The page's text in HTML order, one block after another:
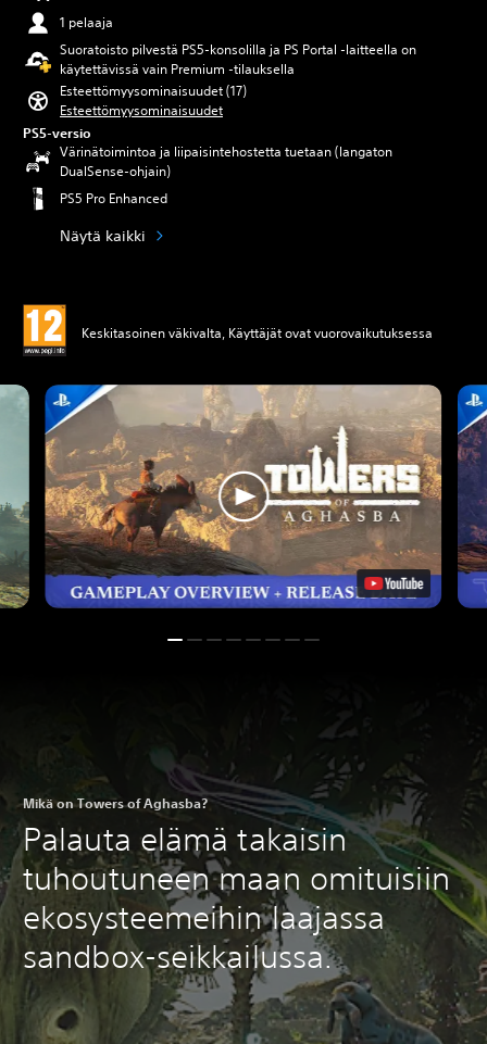
1 pelaaja
Suoratoisto pilvestä PS5-konsolilla ja PS Portal ‑laitteella on
käytettävissä vain Premium ‑tilauksella
Esteettömyysominaisuudet (17)
Esteettömyysominaisuudet
PS5-versio
Värinätoimintoa ja liipaisintehostetta tuetaan (langaton
DualSense-ohjain)
PS5 Pro Enhanced
Näytä kaikki
Keskitasoinen väkivalta, Käyttäjät ovat vuorovaikutuksessa
Mikä on Towers of Aghasba?
Palauta elämä takaisin
tuhoutuneen maan omituisiin
ekosysteemeihin laajassa
sandbox-seikkailussa.